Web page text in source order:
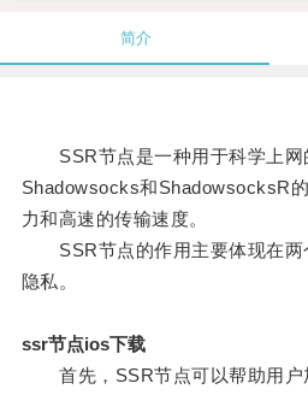
简介
SSR节点是一种用于科学上网
Shadowsocks和ShadowsocksR
力和高速的传输速度。
SSR节点的作用主要体现在两
隐私。
ssr节点ios下载
首先，SSR节点可以帮助用户